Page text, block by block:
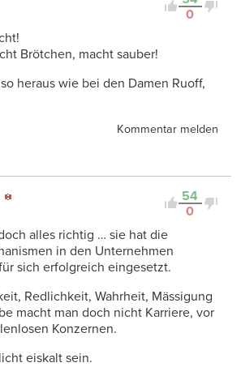
0
Brötchen, macht sauber!
heraus wie bei den Damen Ruoff,
Kommentar melden
54
0
alles richtig … sie hat die
in den Unternehmen
sich erfolgreich eingesetzt.
Redlichkeit, Wahrheit, Mässigung
macht man doch nicht Karriere, vor
Konzernen.
eiskalt sein.